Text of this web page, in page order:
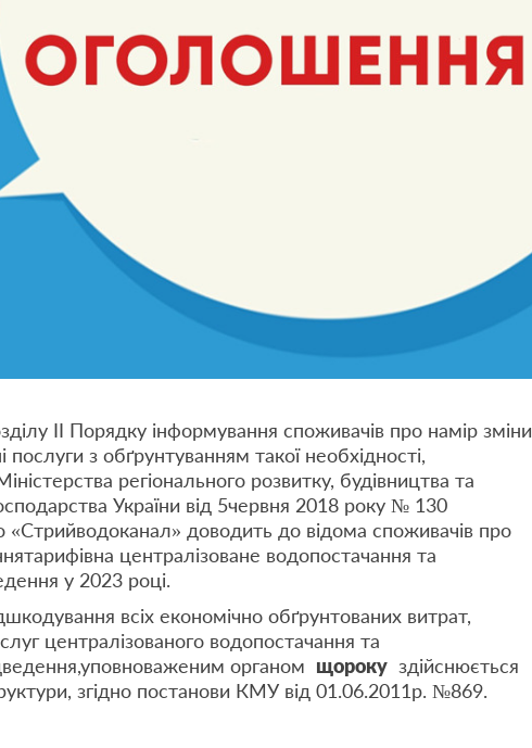
ІІ Порядку інформування споживачів про намір зміни
з обґрунтуванням такої необхідності,
регіонального розвитку, будівництва та
України від 5червня 2018 року № 130
«Стрийводоканал» доводить до відома споживачів про
централізоване водопостачання та
у 2023 році.
всіх економічно обґрунтованих витрат,
централізованого водопостачання та
органом щороку здійснюється
згідно постанови КМУ від 01.06.2011р. №869.